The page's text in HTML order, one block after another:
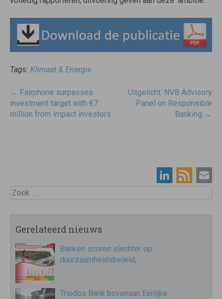
Tags: Klimaat & Energie
Post
navigatie
← Fairphone surpasses
investment target with €7
million from impact investors
Uitgelicht: NVB Advisory
Panel on Responsible
Banking →
Zoek
Gerelateerd nieuws
Banken scoren slechter op
duurzaamheidsbeleid,…
Triodos Bank bovenaan Eerlijke